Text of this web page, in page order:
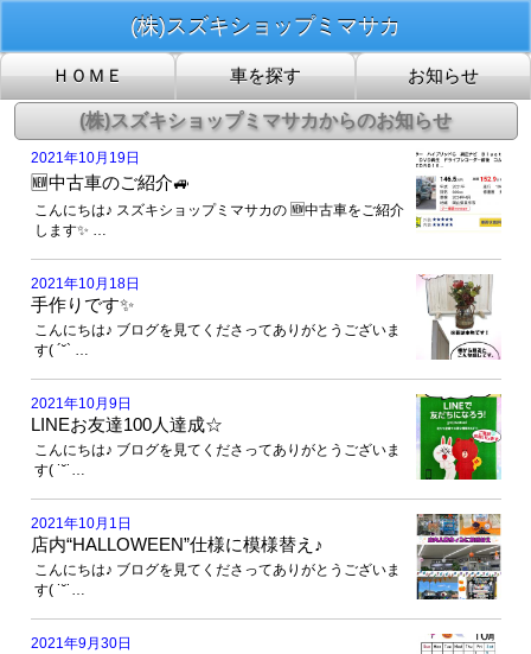
(株)スズキショップミマサカ
2021年10月19日
🆕中古車のご紹介🚙
こんにちは♪ スズキショップミマサカの 🆕中古車をご紹介
します✨ …
2021年10月18日
手作りです✨
こんにちは♪ ブログを見てくださってありがとうございま
す( ´˘` …
2021年10月9日
LINEお友達100人達成☆
こんにちは♪ ブログを見てくださってありがとうございま
す( ˙˘˙…
2021年10月1日
店内“HALLOWEEN”仕様に模様替え♪
こんにちは♪ ブログを見てくださってありがとうございま
す( ˙˘˙…
2021年9月30日